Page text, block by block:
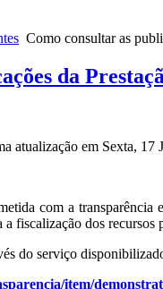
Como consultar as
da
atualização em Sexta, 17
com a transparência
a fiscalização dos
do serviço
item/